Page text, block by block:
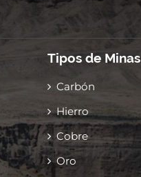
Tipos de Minas
Carbón
Hierro
Cobre
Oro